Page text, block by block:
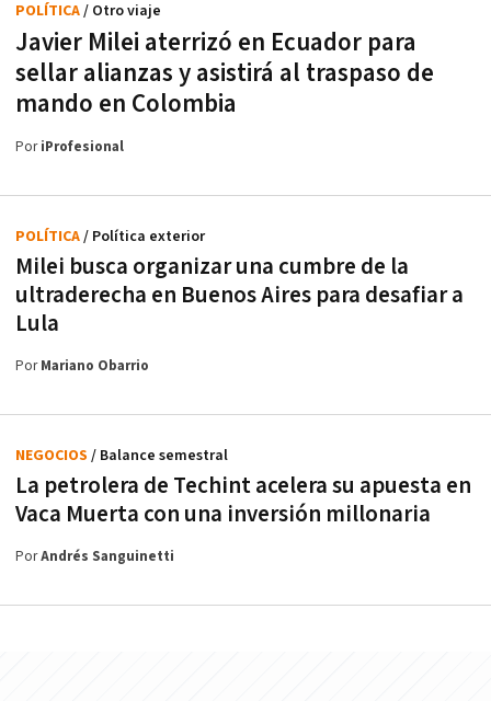
Javier Milei aterrizó en Ecuador para
sellar alianzas y asistirá al traspaso de
mando en Colombia
POLÍTICA/ Otro viaje
PoriProfesional
Milei busca organizar una cumbre de la
ultraderecha en Buenos Aires para desafiar a
Lula
POLÍTICA/ Política exterior
PorMariano Obarrio
La petrolera de Techint acelera su apuesta en
Vaca Muerta con una inversión millonaria
NEGOCIOS / Balance semestral
PorAndrés Sanguinetti